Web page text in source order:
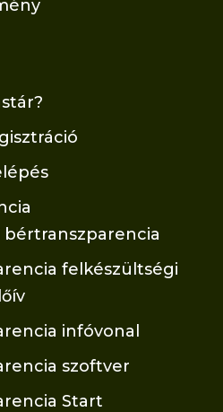
bértranszparencia
felkészültségi
infóvonal
szoftver
Start